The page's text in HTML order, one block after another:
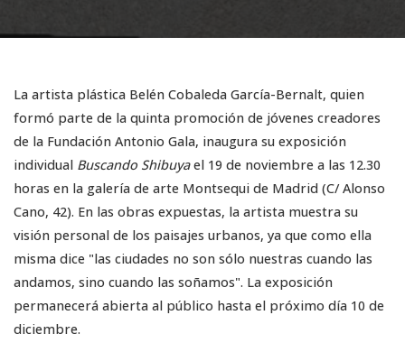
La artista plástica Belén Cobaleda García-Bernalt, quien
formó parte de la quinta promoción de jóvenes creadores
de la Fundación Antonio Gala, inaugura su exposición
individual Buscando Shibuyael 19 de noviembre a las 12.30
horas en la galería de arte Montsequi de Madrid (C/ Alonso
Cano, 42). En las obras expuestas, la artista muestra su
visión personal de los paisajes urbanos, ya que como ella
misma dice "las ciudades no son sólo nuestras cuando las
andamos, sino cuando las soñamos". La exposición
permanecerá abierta al público hasta el próximo día 10 de
diciembre.